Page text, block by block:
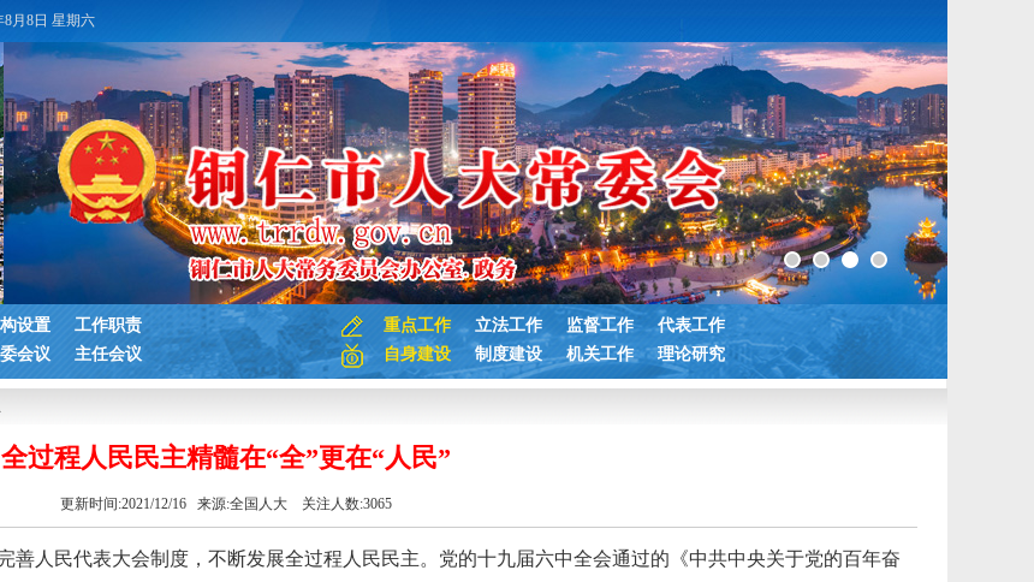
8月8日 星期六
设置
工作职责
会议 主任会议
重点工作 立法工作 监督工作
代表工作
自身建设
制度建设 机关工作 理论研究
全过程人民民主精髓在“全”更在“人民”
更新时间:2021/12/16 来源:全国人大 关注人数:3065
善人民代表大会制度，不断发展全过程人民民主。党的十九届六中全会通过的《中共中央关于党的百年奋